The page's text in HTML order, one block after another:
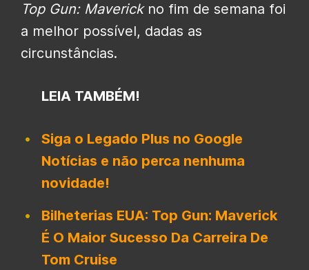
Top Gun: Maverickno fim de semana foi
a melhor possível, dadas as
circunstâncias.
LEIA TAMBÉM!
Siga o Legado Plus no Google
Notícias e não perca nenhuma
novidade!
Bilheterias EUA: Top Gun: Maverick
É O Maior Sucesso Da Carreira De
Tom Cruise